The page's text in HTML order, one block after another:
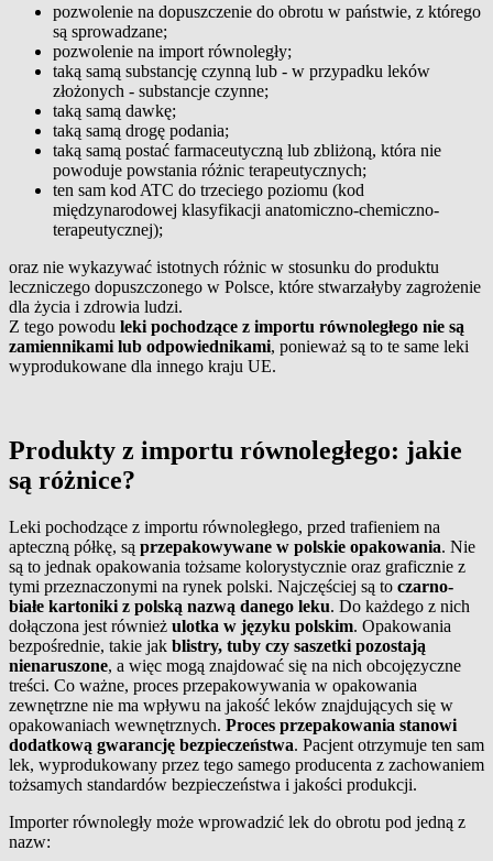
pozwolenie na dopuszczenie do obrotu w państwie, z którego
są sprowadzane;
pozwolenie na import równoległy;
taką samą substancję czynną lub - w przypadku leków
złożonych - substancje czynne;
taką samą dawkę;
taką samą drogę podania;
taką samą postać farmaceutyczną lub zbliżoną, która nie
powoduje powstania różnic terapeutycznych;
ten sam kod ATC do trzeciego poziomu (kod
międzynarodowej klasyfikacji anatomiczno-chemiczno-
terapeutycznej);
oraz nie wykazywać istotnych różnic w stosunku do produktu
leczniczego dopuszczonego w Polsce, które stwarzałyby zagrożenie
dla życia i zdrowia ludzi.
Z tego powodu leki pochodzące z importu równoległego nie są
zamiennikami lub odpowiednikami, ponieważ są to te same leki
wyprodukowane dla innego kraju UE.
Produkty z importu równoległego: jakie
są różnice?
Leki pochodzące z importu równoległego, przed trafieniem na
apteczną półkę, są przepakowywane w polskie opakowania. Nie
są to jednak opakowania tożsame kolorystycznie oraz graficznie z
tymi przeznaczonymi na rynek polski. Najczęściej są to czarno-
białe kartoniki z polską nazwą danego leku. Do każdego z nich
dołączona jest również ulotka w języku polskim. Opakowania
bezpośrednie, takie jak blistry, tuby czy saszetki pozostają
nienaruszone, a więc mogą znajdować się na nich obcojęzyczne
treści. Co ważne, proces przepakowywania w opakowania
zewnętrzne nie ma wpływu na jakość leków znajdujących się w
opakowaniach wewnętrznych. Proces przepakowania stanowi
dodatkową gwarancję bezpieczeństwa. Pacjent otrzymuje ten sam
lek, wyprodukowany przez tego samego producenta z zachowaniem
tożsamych standardów bezpieczeństwa i jakości produkcji.
Importer równoległy może wprowadzić lek do obrotu pod jedną z
nazw: